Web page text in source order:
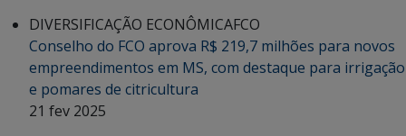
DIVERSIFICAÇÃO ECONÔMICAFCO
Conselho do FCO aprova R$ 219,7 milhões para novos
empreendimentos em MS, com destaque para irrigação
e pomares de citricultura
21 fev 2025